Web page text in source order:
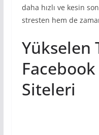
daha hızlı ve kesin
stresten hem de
Yükselen
Siteleri